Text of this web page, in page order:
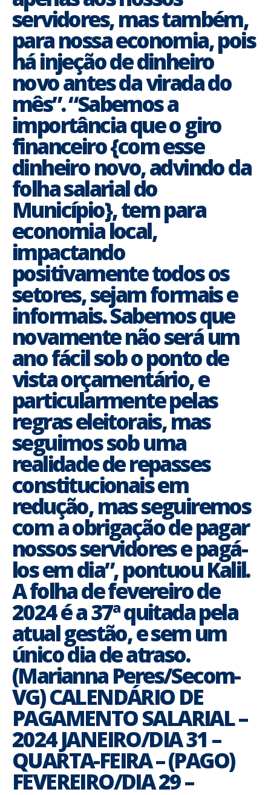
servidores, mas também,
para nossa economia, pois
há injeção de dinheiro
novo antes da virada do
mês”. “Sabemos a
importância que o giro
financeiro {com esse
dinheiro novo, advindo da
folha salarial do
Município}, tem para
economia local,
impactando
positivamente todos os
setores, sejam formais e
informais. Sabemos que
novamente não será um
ano fácil sob o ponto de
vista orçamentário, e
particularmente pelas
regras eleitorais, mas
seguimos sob uma
realidade de repasses
constitucionais em
redução, mas seguiremos
com a obrigação de pagar
nossos servidores e pagá-
los em dia”, pontuou Kalil.
A folha de fevereiro de
2024 é a 37ª quitada pela
atual gestão, e sem um
único dia de atraso.
(Marianna Peres/Secom-
VG) CALENDÁRIO DE
PAGAMENTO SALARIAL –
2024 JANEIRO/DIA 31 –
QUARTA-FEIRA – (PAGO)
FEVEREIRO/DIA 29 –